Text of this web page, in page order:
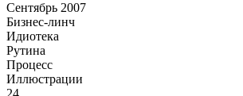
Сентябрь 2007
Бизнес-линч
Идиотека
Рутина
Процесс
Иллюстрации
24